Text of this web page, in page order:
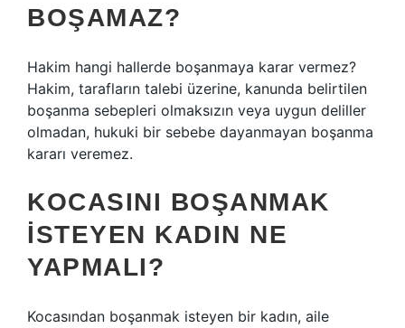
BOŞAMAZ?
Hakim hangi hallerde boşanmaya karar vermez?
Hakim, tarafların talebi üzerine, kanunda belirtilen
boşanma sebepleri olmaksızın veya uygun deliller
olmadan, hukuki bir sebebe dayanmayan boşanma
kararı veremez.
KOCASINI BOŞANMAK
ISTEYEN KADIN NE
YAPMALI?
Kocasından boşanmak isteyen bir kadın, aile